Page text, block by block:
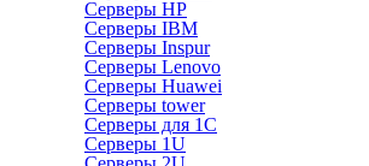
Серверы HP
Серверы IBM
Серверы Inspur
Серверы Lenovo
Серверы Huawei
Серверы tower
Серверы для 1C
Серверы 1U